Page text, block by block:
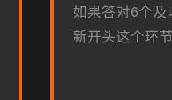
如果答对6个
新开头这个环节